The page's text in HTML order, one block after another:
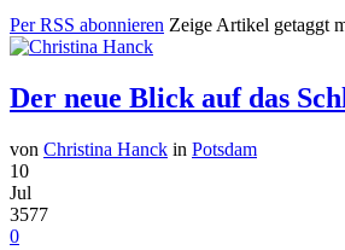
Per RSS abonnieren Zeige Artikel getaggt
Der neue Blick auf das
von Christina Hanck in Potsdam
10
Jul
3577
0